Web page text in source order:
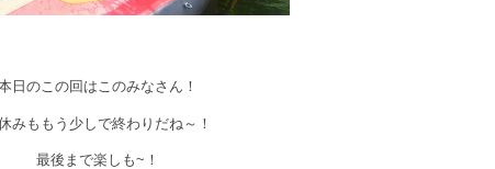
日のこの回はこのみなさん！
みももう少しで終わりだね～！
最後まで楽しも~！